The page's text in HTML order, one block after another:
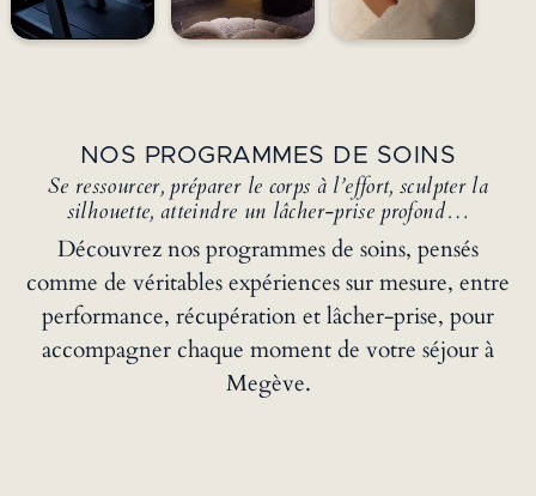
NOS PROGRAMMES DE SOINS
Se ressourcer, préparer le corps à l’effort, sculpter la
silhouette, atteindre un lâcher-prise profond…
Découvrez nos programmes de soins, pensés
comme de véritables expériences sur mesure, entre
performance, récupération et lâcher-prise, pour
accompagner chaque moment de votre séjour à
Megève.